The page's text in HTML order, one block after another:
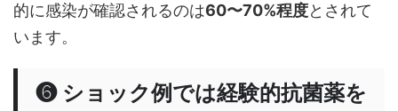
的に感染が確認されるのは60〜70%程度とされて
います。
❻ ショック例では経験的抗菌薬を